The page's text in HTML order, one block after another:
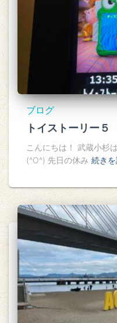
ブログ
トイストーリー５
こんにちは！ 武蔵小杉
(^O^) 先日の休み 続き